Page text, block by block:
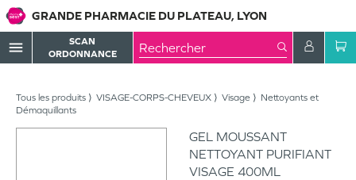
GRANDE PHARMACIE DU PLATEAU, LYON
menu
SCAN
ORDONNANCE
Tous les produits VISAGE-CORPS-CHEVEUX Visage
Nettoyants et
Démaquillants
GEL MOUSSANT
NETTOYANT PURIFIANT
VISAGE 400ML